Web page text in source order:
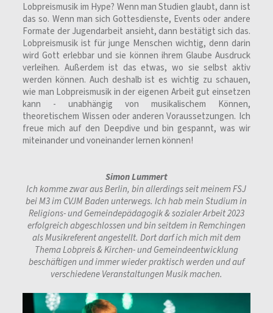
Lobpreismusik im Hype? Wenn man Studien glaubt, dann ist
das so. Wenn man sich Gottesdienste, Events oder andere
Formate der Jugendarbeit ansieht, dann bestätigt sich das.
Lobpreismusik ist für junge Menschen wichtig, denn darin
wird Gott erlebbar und sie können ihrem Glaube Ausdruck
verleihen. Außerdem ist das etwas, wo sie selbst aktiv
werden können. Auch deshalb ist es wichtig zu schauen,
wie man Lobpreismusik in der eigenen Arbeit gut einsetzen
kann - unabhängig von musikalischem Können,
theoretischem Wissen oder anderen Voraussetzungen. Ich
freue mich auf den Deepdive und bin gespannt, was wir
miteinander und voneinander lernen können!
Simon Lummert
Ich komme zwar aus Berlin, bin allerdings seit meinem FSJ
bei M3 im CVJM Baden unterwegs. Ich hab mein Studium in
Religions- und Gemeindepädagogik & sozialer Arbeit 2023
erfolgreich abgeschlossen und bin seitdem in Remchingen
als Musikreferent angestellt. Dort darf ich mich mit dem
Thema Lobpreis & Kirchen- und Gemeindeentwicklung
beschäftigen und immer wieder praktisch werden und auf
verschiedene Veranstaltungen Musik machen.